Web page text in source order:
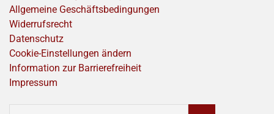
Allgemeine Geschäftsbedingungen
Widerrufsrecht
Datenschutz
Cookie-Einstellungen ändern
Information zur Barrierefreiheit
Impressum